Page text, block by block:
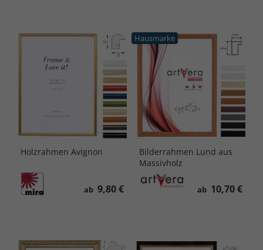
Holzrahmen Avignon
ab 9,80 €
Hausmarke
Bilderrahmen Lund aus
Massivholz
ab 10,70 €